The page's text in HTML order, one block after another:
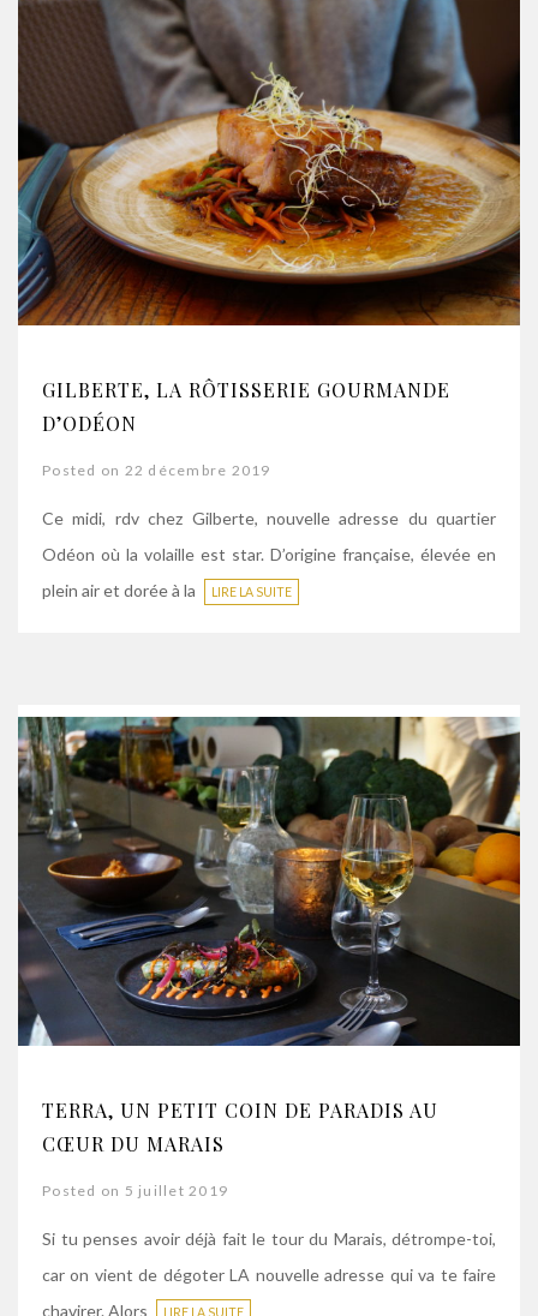
GILBERTE, LA RÔTISSERIE GOURMANDE
D’ODÉON
Posted on 22 décembre 2019
Ce midi, rdv chez Gilberte, nouvelle adresse du quartier
Odéon où la volaille est star. D’origine française, élevée en
plein air et dorée à la
LIRE LA SUITE
TERRA, UN PETIT COIN DE PARADIS AU
CŒUR DU MARAIS
Posted on 5 juillet 2019
Si tu penses avoir déjà fait le tour du Marais, détrompe-toi,
car on vient de dégoter LA nouvelle adresse qui va te faire
chavirer. Alors
LIRE LA SUITE